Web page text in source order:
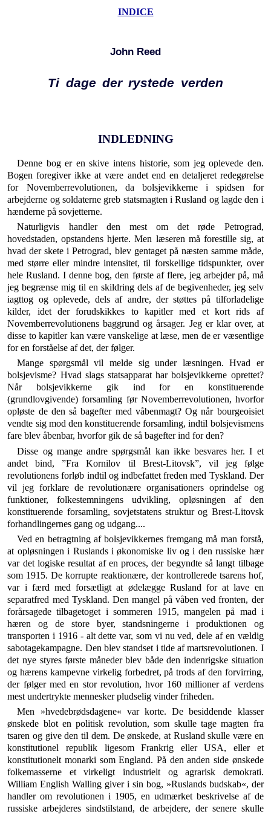
INDICE
John Reed
Ti dage der rystede verden
INDLEDNING
Denne bog er en skive intens historie, som jeg op­levede den.
Bogen foregiver ikke at være andet end en detaljeret redegørelse
for Novemberrevolutionen, da bolsjevikkerne i spidsen for
arbejderne og soldaterne greb statsmagten i Rusland og lagde den i
hænderne på sovjetterne.
Naturligvis handler den mest om det røde Petro­grad,
hovedstaden, opstandens hjerte. Men læseren må forestille sig, at
hvad der skete i Petrograd, blev gen­taget på næsten samme måde,
med større eller mindre intensitet, til forskellige tidspunkter, over
hele Rusland. I denne bog, den første af flere, jeg arbejder på, må
jeg begrænse mig til en skildring dels af de begiven­heder, jeg selv
iagttog og oplevede, dels af andre, der støttes på tilforladelige
kilder, idet der forudskikkes to kapitler med et kort rids af
Novemberrevolutionens baggrund og årsager. Jeg er klar over, at
disse to ka­pitler kan være vanskelige at læse, men de er væsent­lige
for en forståelse af det, der følger.
Mange spørgsmål vil melde sig under læsningen. Hvad er
bolsjevisme? Hvad slags statsapparat har bol­sjevikkerne oprettet?
Når bolsjevikkerne gik ind for en konstituerende
(grundlovgivende) forsamling før No­vemberrevolutionen, hvorfor
opløste de den så bagefter med våbenmagt? Og når bourgeoisiet
vendte sig mod den konstituerende forsamling, indtil bolsjevismens
fare blev åbenbar, hvorfor gik de så bagefter ind for den?
Disse og mange andre spørgsmål kan ikke besvares her. I et
andet bind, ”Fra Kornilov til Brest-Litovsk”, vil jeg følge
revolutionens forløb indtil og indbefattet freden med Tyskland. Der
vil jeg forklare de revolutionære organisationers oprindelse og
funktioner, folke­stemningens udvikling, opløsningen af den
konstituerende forsamling, sovjetstatens struktur og Brest-Litovsk
forhandlingernes gang og udgang....
Ved en betragtning af bolsjevikkernes fremgang må man forstå,
at opløsningen i Ruslands i økonomiske liv og i den russiske hær
var det logiske resultat af en proces, der begyndte så langt tilbage
som 1915. De kor­rupte reaktionære, der kontrollerede tsarens hof,
var i færd med forsætligt at ødelægge Rusland for at lave en
separatfred med Tyskland. Den mangel på våben ved fronten, der
forårsagede tilbagetoget i sommeren 1915, mangelen på mad i
hæren og de store byer, standsnin­gerne i produktionen og
transporten i 1916 - alt dette var, som vi nu ved, dele af en vældig
sabotagekampagne. Den blev standset i tide af martsrevolutionen. I
det nye styres første måneder blev både den inden­rigske situation
og hærens kampevne virkelig forbedret, på trods af den forvirring,
der følger med en stor revo­lution, hvor 160 millioner af verdens
mest undertrykte mennesker pludselig vinder friheden.
Men »hvedebrødsdagene« var korte. De besiddende klasser
ønskede blot en politisk revolution, som skulle tage magten fra
tsaren og give den til dem. De ønskede, at Rusland skulle være en
konstitutionel republik lige­som Frankrig eller USA, eller et
konstitutionelt monar­ki som England. På den anden side ønskede
folkemas­serne et virkeligt industrielt og agrarisk demokrati.
William English Walling giver i sin bog, »Ruslands budskab«, der
handler om revolutionen i 1905, en udmærket beskrivelse af de
russiske arbejderes sinds­tilstand, de arbejdere, der senere skulle